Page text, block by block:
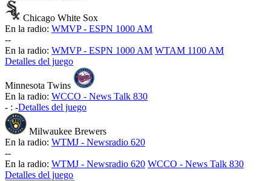
Chicago White Sox
En la radio: WMVP - ESPN 1000 AM
--
En la radio: WMVP - ESPN 1000 AM WTAM 1100 AM
Detalles del juego
Minnesota Twins
En la radio: WCCO - News Talk 830
- : -Detalles del juego
Milwaukee Brewers
En la radio: WTMJ - Newsradio 620
--
En la radio: WTMJ - Newsradio 620 WCCO - News Talk 830
Detalles del juego